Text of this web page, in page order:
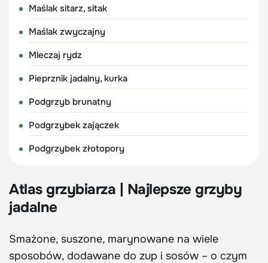
Maślak sitarz, sitak
Maślak zwyczajny
Mleczaj rydz
Pieprznik jadalny, kurka
Podgrzyb brunatny
Podgrzybek zajączek
Podgrzybek złotopory
Atlas grzybiarza | Najlepsze grzyby
jadalne
Smażone, suszone, marynowane na wiele
sposobów, dodawane do zup i sosów – o czym